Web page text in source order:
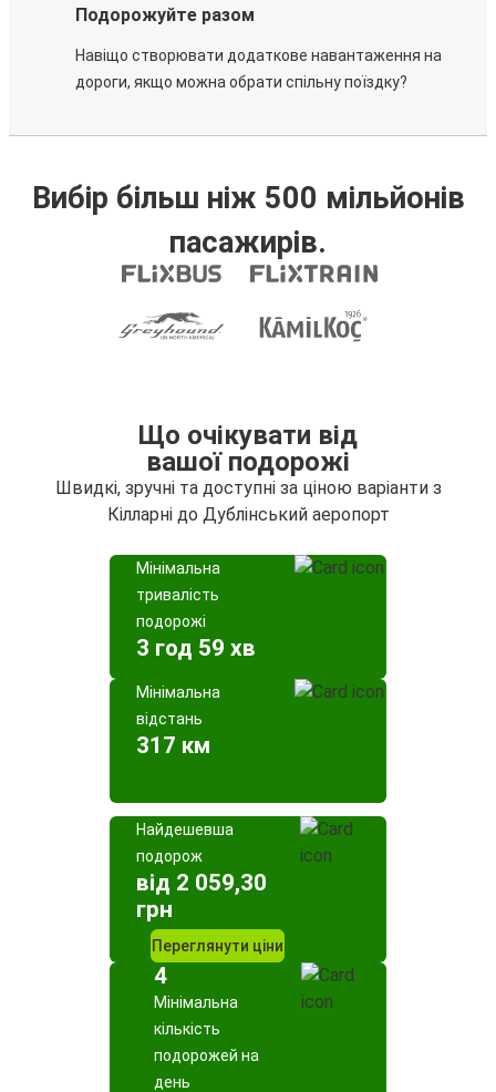
Подорожуйте разом
Навіщо створювати додаткове навантаження на
дороги, якщо можна обрати спільну поїздку?
Вибір більш ніж 500 мільйонів
пасажирів.
Що очікувати від
вашої подорожі
Швидкі, зручні та доступні за ціною варіанти з
Кілларні до Дублінський аеропорт
Мінімальна
тривалість
подорожі
3 год 59 хв
Мінімальна
відстань
317 км
Найдешевша
подорож
від 2 059,30
грн
Переглянути ціни
4
Мінімальна
кількість
подорожей на
день